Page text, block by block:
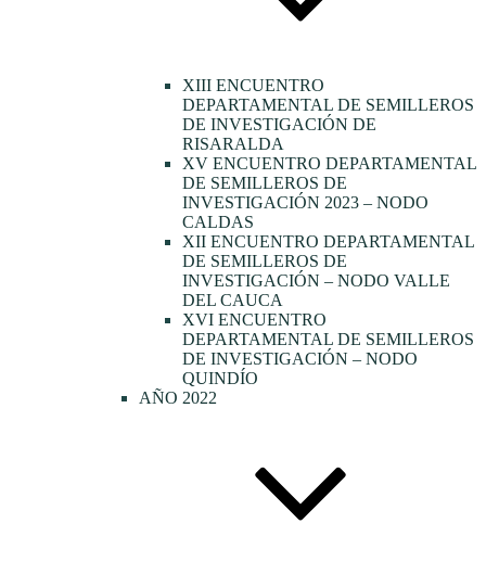
XIII ENCUENTRO
DEPARTAMENTAL DE SEMILLEROS
DE INVESTIGACIÓN DE
RISARALDA
XV ENCUENTRO DEPARTAMENTAL
DE SEMILLEROS DE
INVESTIGACIÓN 2023 – NODO
CALDAS
XII ENCUENTRO DEPARTAMENTAL
DE SEMILLEROS DE
INVESTIGACIÓN – NODO VALLE
DEL CAUCA
XVI ENCUENTRO
DEPARTAMENTAL DE SEMILLEROS
DE INVESTIGACIÓN – NODO
QUINDÍO
AÑO 2022